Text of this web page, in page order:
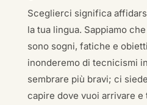
Sceglierci significa
la tua lingua. Sappiamo
sono sogni, fatiche e
inonderemo di tecnicismi
sembrare più bravi; ci
capire dove vuoi arrivare